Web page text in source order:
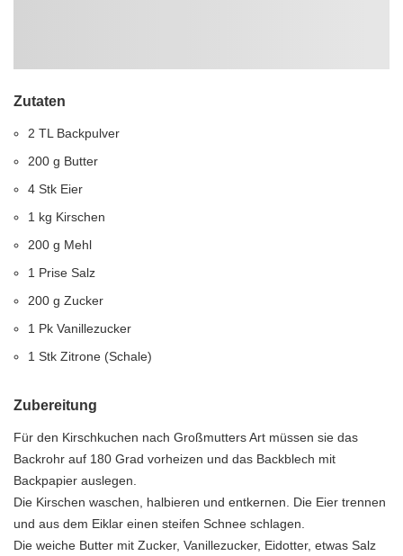
Zutaten
2 TL Backpulver
200 g Butter
4 Stk Eier
1 kg Kirschen
200 g Mehl
1 Prise Salz
200 g Zucker
1 Pk Vanillezucker
1 Stk Zitrone (Schale)
Zubereitung
Für den Kirschkuchen nach Großmutters Art müssen sie das
Backrohr auf 180 Grad vorheizen und das Backblech mit
Backpapier auslegen.
Die Kirschen waschen, halbieren und entkernen. Die Eier trennen
und aus dem Eiklar einen steifen Schnee schlagen.
Die weiche Butter mit Zucker, Vanillezucker, Eidotter, etwas Salz